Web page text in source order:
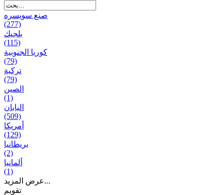
صنع سویسره
(277)
بلجيك
(115)
كوريا الجنوبية
(79)
تركية
(79)
الصين
(1)
اليابان
(509)
أمريكا
(129)
بریطانیا
(2)
ألمانيا
(1)
عرض المزيد...
تقويم